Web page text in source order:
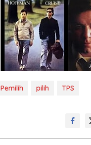
Pemilih pilih TPS